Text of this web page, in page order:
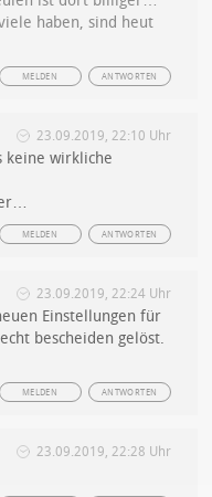
haben, sind heut
ANTWORTEN
MELDEN
23.09.2019, 22:10 Uhr
keine wirkliche
ANTWORTEN
MELDEN
23.09.2019, 22:24 Uhr
Einstellungen für
bescheiden gelöst.
ANTWORTEN
MELDEN
23.09.2019, 22:28 Uhr